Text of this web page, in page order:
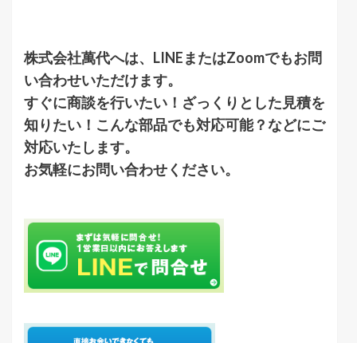
株式会社萬代へは、LINEまたはZoomでもお問
い合わせいただけます。
すぐに商談を行いたい！ざっくりとした見積を
知りたい！こんな部品でも対応可能？などにご
対応いたします。
お気軽にお問い合わせください。